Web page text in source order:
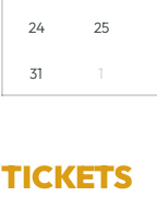
24 25
31 1
TICKETS